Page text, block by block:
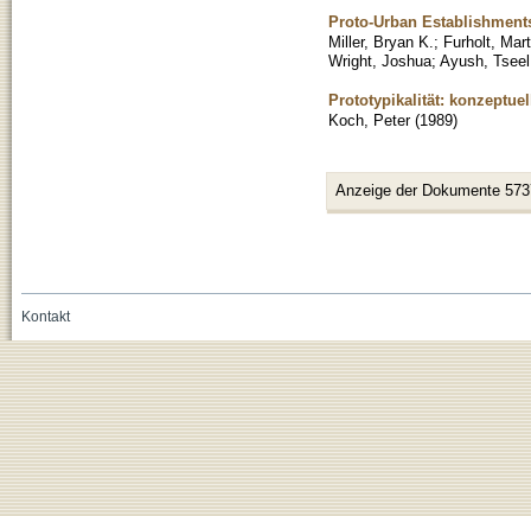
Proto-Urban
Miller, Bryan K. ; Furholt,
Wright, Joshua; Ayush, Tseel
Prototypikalität:
Koch, Peter (1989)
Anzeige der Dokumente
Kontakt